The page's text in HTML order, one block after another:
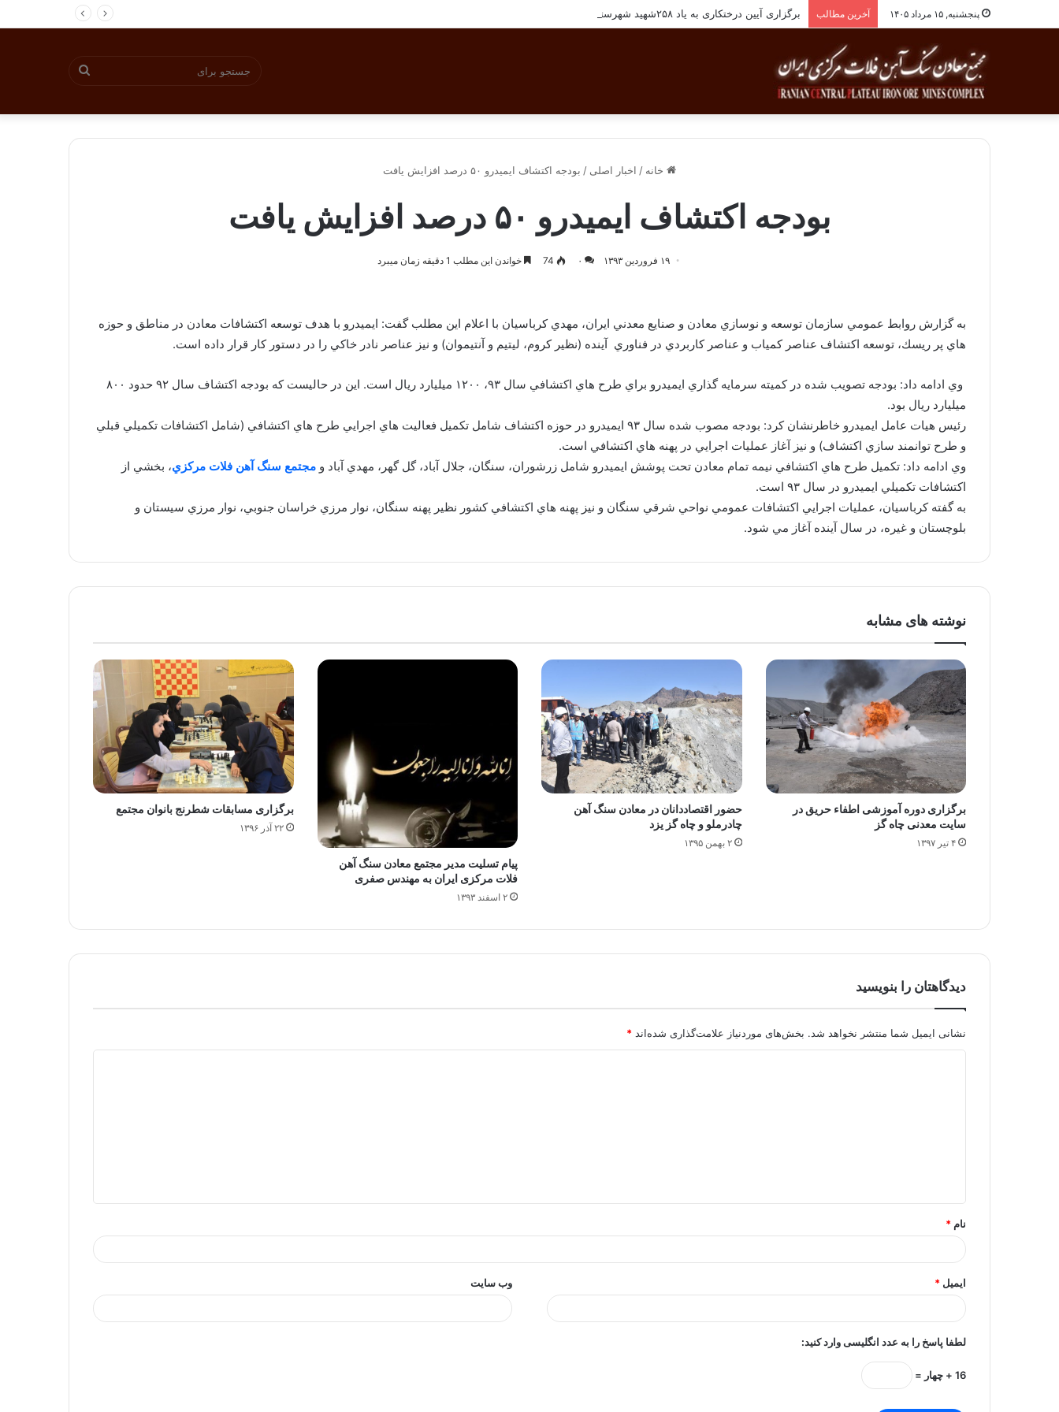
پنجشنبه, ۱۵ مرداد ۱۴۰۵ آخرین مطالب برگزاری آیین درختکاری به یاد ۲۵۸شهید شهرستان بافق
خانه / اخبار اصلی / بودجه اکتشاف ایمیدرو ۵۰ درصد افزایش یافت
بودجه اکتشاف ایمیدرو ۵۰ درصد افزایش یافت
۱۹ فروردین ۱۳۹۳ ۰ 74 خواندن این مطلب 1 دقیقه زمان میبرد
به گزارش روابط عمومي سازمان توسعه و نوسازي معادن و صنايع معدني ايران، مهدي كرباسيان با اعلام اين مطلب گفت: ايميدرو با هدف توسعه اكتشافات معادن در مناطق و حوزه
هاي پر ريسك، توسعه اكتشاف عناصر كمياب و عناصر كاربردي در فناوري آينده (نظير كروم، ليتيم و آنتيموان) و نيز عناصر نادر خاكي را در دستور كار قرار داده است.
وي ادامه داد: بودجه تصويب شده در كميته سرمايه گذاري ايميدرو براي طرح هاي اكتشافي سال ۹۳، ۱۲۰۰ ميليارد ريال است. اين در حاليست كه بودجه اكتشاف سال ۹۲ حدود ۸۰۰
ميليارد ريال بود.
رئيس هيات عامل ايميدرو خاطرنشان كرد: بودجه مصوب شده سال ۹۳ ايميدرو در حوزه اكتشاف شامل تكميل فعاليت هاي اجرايي طرح هاي اكتشافي (شامل اكتشافات تكميلي قبلي
و طرح توانمند سازي اكتشاف) و نيز آغاز عمليات اجرايي در پهنه هاي اكتشافي است.
وي ادامه داد: تكميل طرح هاي اكتشافي نيمه تمام معادن تحت پوشش ايميدرو شامل زرشوران، سنگان، جلال آباد، گل گهر، مهدي آباد و مجتمع سنگ آهن فلات مركزي، بخشي از
اكتشافات تكميلي ايميدرو در سال ۹۳ است.
به گفته كرباسيان، عمليات اجرايي اكتشافات عمومي نواحي شرقي سنگان و نيز پهنه هاي اكتشافي كشور نظير پهنه سنگان، نوار مرزي خراسان جنوبي، نوار مرزي سيستان و
بلوچستان و غيره، در سال آينده آغاز مي شود.
نوشته های مشابه
برگزاری دوره آموزشی اطفاء حریق در
سایت معدنی چاه گز
۴ تیر ۱۳۹۷
حضور اقتصاددانان در معادن سنگ آهن
چادرملو و چاه گز یزد
۲ بهمن ۱۳۹۵
پیام تسلیت مدیر مجتمع معادن سنگ آهن
فلات مرکزی ایران به مهندس صفری
۲ اسفند ۱۳۹۳
برگزاری مسابقات شطرنج بانوان مجتمع
۲۲ آذر ۱۳۹۶
دیدگاهتان را بنویسید
نشانی ایمیل شما منتشر نخواهد شد. بخش‌های موردنیاز علامت‌گذاری شده‌اند *
*
نام *
ایمیل * وب‌ سایت
لطفا پاسخ را به عدد انگلیسی وارد کنید:
16 + چهار =